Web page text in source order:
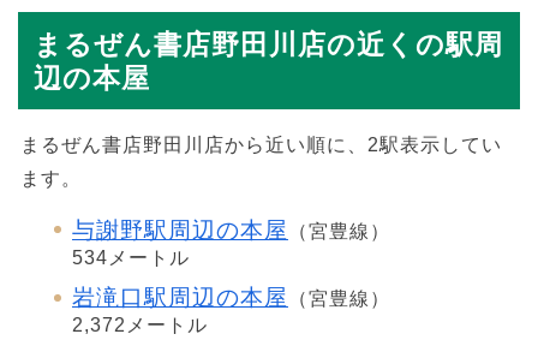
まるぜん書店野田川店の近くの駅周
辺の本屋
まるぜん書店野田川店から近い順に、2駅表示してい
ます。
与謝野駅周辺の本屋
（宮豊線）
534メートル
岩滝口駅周辺の本屋
（宮豊線）
2,372メートル